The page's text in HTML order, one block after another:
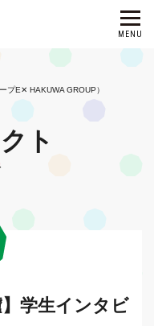
プE✕ HAKUWA GROUP）
ト
学生インタビ